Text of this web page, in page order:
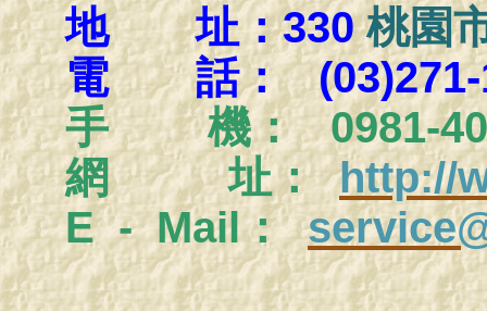
地 址：330桃園
電 話： (03)271-
手 機： 0981-
網 址：http://
E - Mail：